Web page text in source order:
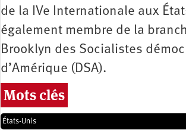
de la IVe Internationale aux
également membre de la
Brooklyn des Socialistes
d’Amérique (DSA).
Mots clés
États-Unis